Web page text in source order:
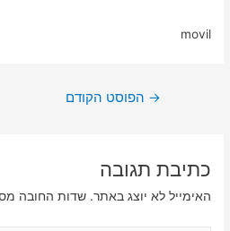
movil
ניווט
→ הפוסט הקודם
כתיבת תגובה
האימייל לא יוצג באתר. שדות החובה